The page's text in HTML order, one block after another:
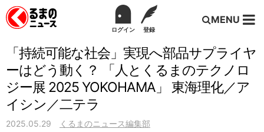
ログイン 登録
MENU
「持続可能な社会」実現へ部品サプライヤ
ーはどう動く？ 「人とくるまのテクノロ
ジー展 2025 YOKOHAMA」 東海理化／ア
イシン／二テラ
2025.05.29 くるまのニュース編集部